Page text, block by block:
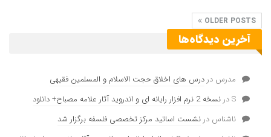
OLDER POSTS
آخرین دیدگاه‌ها
مدرس دردرس های اخلاق حجت الاسلام و المسلمین فقیهی
Sدرنسخه 2 نرم افزار رایانه ای و اندروید آثار علامه مصباح+ دانلود
ناشناس درنشست اساتید مرکز تخصصی فلسفه برگزار شد